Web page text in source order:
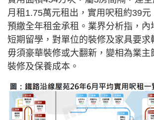
月租1.75萬元租出，實用呎租約39元
預繳全年租金承租。業界分析指，內
短期留學，對單位的裝修及家具要求
毋須豪華裝修或大翻新，變相為業主
裝修及保養成本。